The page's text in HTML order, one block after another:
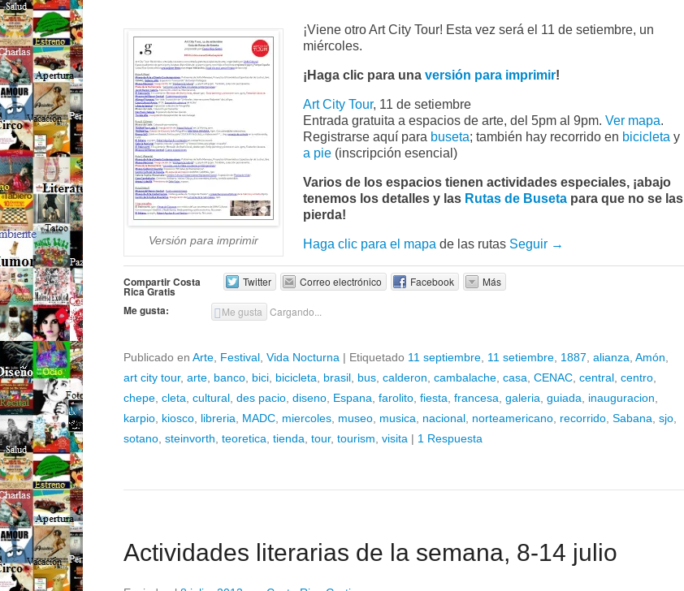
Versión para imprimir
¡Viene otro Art City Tour! Esta vez será el 11 de setiembre, un
miércoles.
¡Haga clic para una versión para imprimir!
Art City Tour, 11 de setiembre
Entrada gratuita a espacios de arte, del 5pm al 9pm. Ver mapa.
Registrarse aquí para buseta; también hay recorrido en bicicleta y
a pie (inscripción esencial)
Varios de los espacios tienen actividades especiales, ¡abajo
tenemos los detalles y las Rutas de Buseta para que no se las
pierda!
Haga clic para el mapa de las rutas Seguir →
Compartir Costa
Rica Gratis
Twitter Correo electrónico Facebook Más
Me gusta: Me gusta Cargando...
Publicado en Arte Festival Vida Nocturna | Etiquetado 11 septiembre 11 setiembre 1887 alianza Amón
art city tour, arte banco bici bicicleta brasil bus calderon cambalache casa CENAC central centro
chepe cleta cultural des pacio diseno Espana farolito fiesta francesa galeria guiada inauguracion
karpio kiosco libreria MADC miercoles museo musica nacional norteamericano recorrido Sabana sjo
sotano steinvorth teoretica tienda tour, tourism visita | 1 Respuesta
Actividades literarias de la semana, 8-14 julio